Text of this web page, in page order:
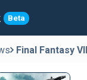
Beta
Final Fantasy